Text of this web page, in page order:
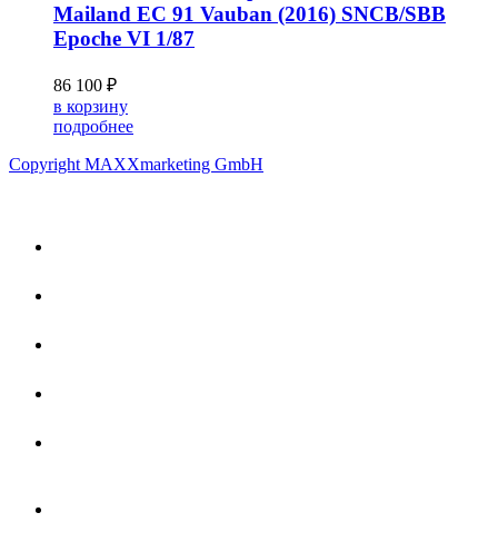
Mailand EC 91 Vauban (2016) SNCB/SBB
Epoche VI 1/87
86 100 ₽
в корзину
подробнее
Copyright MAXXmarketing GmbH